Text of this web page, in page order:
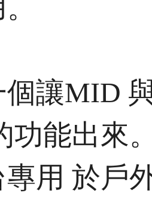
讓MID
功能出來
用 於戶